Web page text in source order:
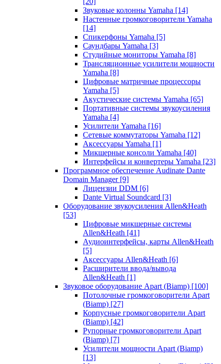
Звуковые колонны Yamaha [14]
Настенные громкоговорители Yamaha
[14]
Спикерфоны Yamaha [5]
Саундбары Yamaha [3]
Студийные мониторы Yamaha [8]
Трансляционные усилители мощности
Yamaha [8]
Цифровые матричные процессоры
Yamaha [5]
Акустические системы Yamaha [65]
Портативные системы звукоусиления
Yamaha [4]
Усилители Yamaha [16]
Сетевые коммутаторы Yamaha [12]
Аксессуары Yamaha [1]
Микшерные консоли Yamaha [40]
Интерфейсы и конвертеры Yamaha [23]
Программное обеспечение Audinate Dante
Domain Manager [9]
Лицензии DDM [6]
Dante Virtual Soundcard [3]
Оборудование звукоусиления Allen&Heath
[53]
Цифровые микшерные системы
Allen&Heath [41]
Аудиоинтерфейсы, карты Allen&Heath
[5]
Аксессуары Allen&Heath [6]
Расширители ввода/вывода
Allen&Heath [1]
Звуковое оборудование Apart (Biamp) [100]
Потолочные громкоговорители Apart
(Biamp) [27]
Корпусные громкоговорители Apart
(Biamp) [42]
Рупорные громкоговорители Apart
(Biamp) [7]
Усилители мощности Apart (Biamp)
[13]